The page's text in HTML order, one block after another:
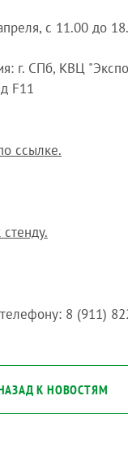
с 11.00 до
г. СПб, КВЦ
F11
ссылке.
8 (911)
К НОВОСТЯМ